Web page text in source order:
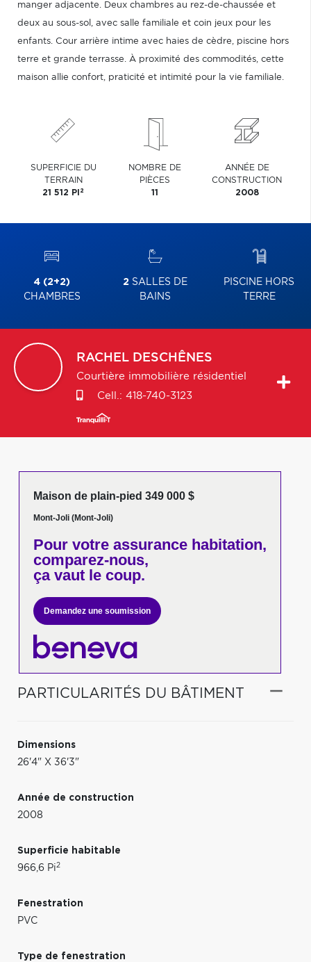
manger adjacente. Deux chambres au rez-de-chaussée et
deux au sous-sol, avec salle familiale et coin jeux pour les
enfants. Cour arrière intime avec haies de cèdre, piscine hors
terre et grande terrasse. À proximité des commodités, cette
maison allie confort, praticité et intimité pour la vie familiale.
SUPERFICIE DU
TERRAIN
21 512 PI 2
NOMBRE DE
PIÈCES
11
ANNÉE DE
CONSTRUCTION
2008
4 (2+2)
CHAMBRES
2 SALLES DE
BAINS
PISCINE HORS
TERRE
RACHEL DESCHÊNES
Courtière immobilière résidentiel
Cell.: 418-740-3123
Maison de plain-pied 349 000 $
Mont-Joli (Mont-Joli)
Pour votreassurance habitation,
comparez-nous,
ça vaut le coup.
Demandez une soumission
PARTICULARITÉS DU BÂTIMENT
Dimensions
26'4" X 36'3"
Année de construction
2008
Superficie habitable
966,6 Pi2
Fenestration
PVC
Type de fenestration